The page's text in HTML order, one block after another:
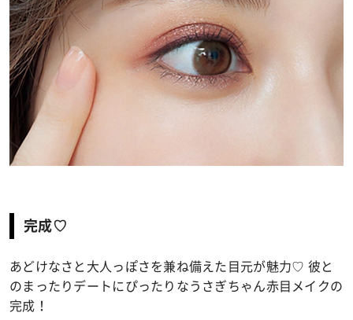
完成♡
あどけなさと大人っぽさを兼ね備えた目元が魅力♡ 彼と
のまったりデートにぴったりなうさぎちゃん赤目メイクの
完成！